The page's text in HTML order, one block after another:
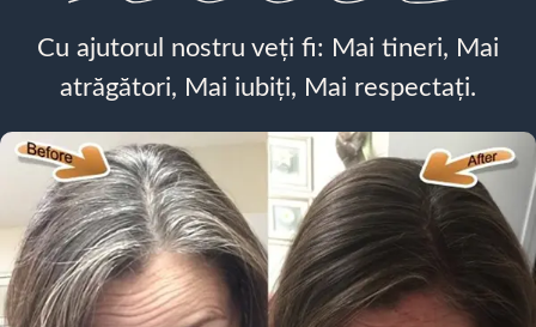
Cu ajutorul nostru veți fi: Mai tineri, Mai
atrăgători, Mai iubiți, Mai respectați.